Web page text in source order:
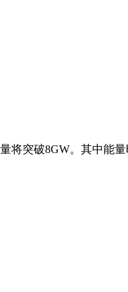
将突破8GW。其中能